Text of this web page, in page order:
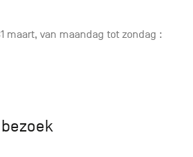
maart, van maandag tot zondag :